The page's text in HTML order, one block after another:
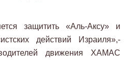
защитить «Аль-Аксу» и
действий Израиля»,-
движения ХАМАС